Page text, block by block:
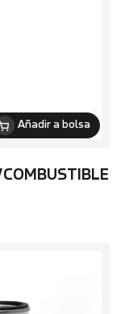
Añadir a bolsa
COMBUSTIBLE